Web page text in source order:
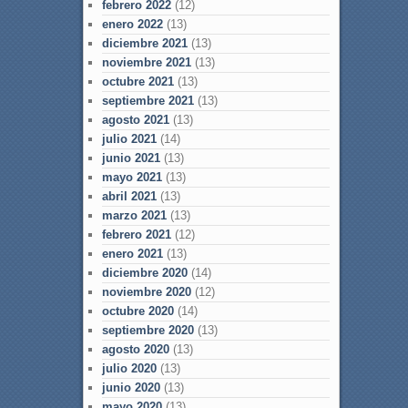
febrero 2022(12)
enero 2022(13)
diciembre 2021(13)
noviembre 2021(13)
octubre 2021(13)
septiembre 2021(13)
agosto 2021(13)
julio 2021(14)
junio 2021(13)
mayo 2021(13)
abril 2021(13)
marzo 2021(13)
febrero 2021(12)
enero 2021(13)
diciembre 2020(14)
noviembre 2020(12)
octubre 2020(14)
septiembre 2020(13)
agosto 2020(13)
julio 2020(13)
junio 2020(13)